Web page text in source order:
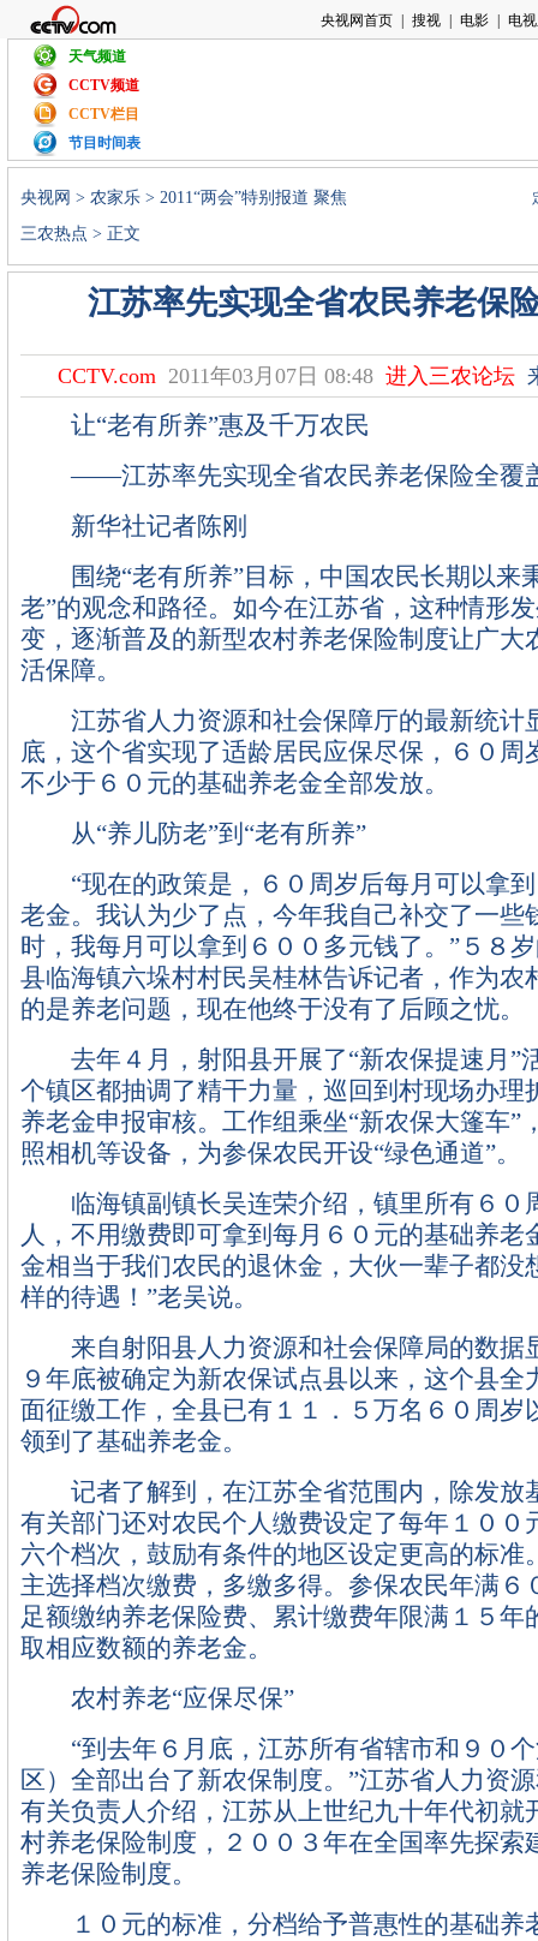
天气频道
CCTV频道
CCTV栏目
节目时间表
央视网 > 农家乐 > 2011“两会”特别报道 聚焦
三农热点 > 正文
江苏率先实现全省农民养老保
CCTV.com 2011年03月07日 08:48 进入三农论坛
让“老有所养”惠及千万农民
——江苏率先实现全省农民养老保险全覆
新华社记者陈刚
围绕“老有所养”目标，中国农民长期以来
老”的观念和路径。如今在江苏省，这种情形
变，逐渐普及的新型农村养老保险制度让广大
活保障。
江苏省人力资源和社会保障厅的最新统计
底，这个省实现了适龄居民应保尽保，６０周
不少于６０元的基础养老金全部发放。
从“养儿防老”到“老有所养”
“现在的政策是，６０周岁后每月可以拿到
老金。我认为少了点，今年我自己补交了一些
时，我每月可以拿到６００多元钱了。”５８
县临海镇六垛村村民吴桂林告诉记者，作为农
的是养老问题，现在他终于没有了后顾之忧。
去年４月，射阳县开展了“新农保提速月”
个镇区都抽调了精干力量，巡回到村现场办理
养老金申报审核。工作组乘坐“新农保大篷车”
照相机等设备，为参保农民开设“绿色通道”。
临海镇副镇长吴连荣介绍，镇里所有６０
人，不用缴费即可拿到每月６０元的基础养老
金相当于我们农民的退休金，大伙一辈子都没
样的待遇！”老吴说。
来自射阳县人力资源和社会保障局的数据
９年底被确定为新农保试点县以来，这个县全
面征缴工作，全县已有１１．５万名６０周岁
领到了基础养老金。
记者了解到，在江苏全省范围内，除发放
有关部门还对农民个人缴费设定了每年１００
六个档次，鼓励有条件的地区设定更高的标准
主选择档次缴费，多缴多得。参保农民年满６
足额缴纳养老保险费、累计缴费年限满１５年
取相应数额的养老金。
农村养老“应保尽保”
“到去年６月底，江苏所有省辖市和９０个
区）全部出台了新农保制度。”江苏省人力资
有关负责人介绍，江苏从上世纪九十年代初就
村养老保险制度，２００３年在全国率先探索
养老保险制度。
１０元的标准，分档给予普惠性的基础养